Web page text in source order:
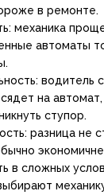
в ремонте.
механика
автоматы
водитель
на
ступор.
разница не
в сложных